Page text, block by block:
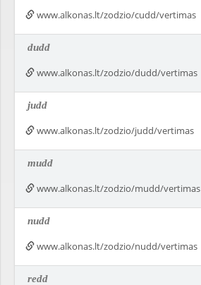
www.alkonas.lt/zodzio/cudd/vertimas
dudd
www.alkonas.lt/zodzio/dudd/vertimas
judd
www.alkonas.lt/zodzio/judd/vertimas
mudd
www.alkonas.lt/zodzio/mudd/vertimas
nudd
www.alkonas.lt/zodzio/nudd/vertimas
redd